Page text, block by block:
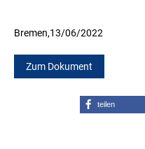
Bremen,13/06/2022
Zum Dokument
teilen